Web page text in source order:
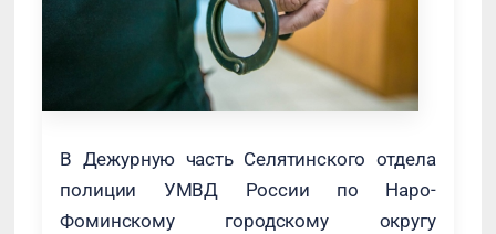
В Дежурную часть Селятинского отдела
полиции УМВД России по Наро-
Фоминскому городскому округу